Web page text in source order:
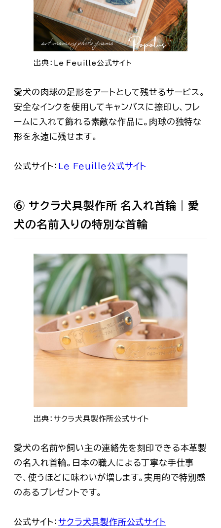
出典：Le Feuille公式サイト
愛犬の肉球の足形をアートとして残せるサービス。
安全なインクを使用してキャンバスに捺印し、フレ
ームに入れて飾れる素敵な作品に。肉球の独特な
形を永遠に残せます。
公式サイト： Le Feuille公式サイト
⑥ サクラ犬具製作所 名入れ首輪｜愛
犬の名前入りの特別な首輪
出典：サクラ犬具製作所公式サイト
愛犬の名前や飼い主の連絡先を刻印できる本革製
の名入れ首輪。日本の職人による丁寧な手仕事
で、使うほどに味わいが増します。実用的で特別感
のあるプレゼントです。
公式サイト：サクラ犬具製作所公式サイト